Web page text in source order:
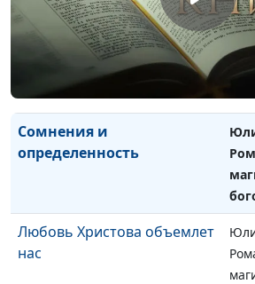
«Кризис среднего возраста»
в духовной жизни
Сомнения и
определенность
Любовь Христова объемлет
нас